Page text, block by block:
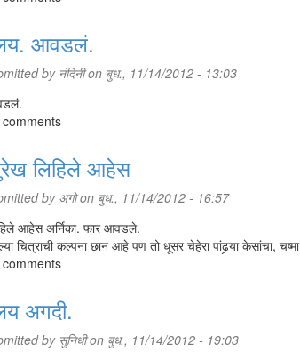
आवडलं.
by नंदिनीon बुध., 11/14/2012 - 13:03
लिहिले आहेस
by अगोon बुध., 11/14/2012 - 16:57
आहेस अर्निका. फार आवडले.
चित्राची कल्पना छान आहे पण तो धूसर चेहेरा पांढर्‍या केसांचा,
अगदी.
by सुनिधीon बुध., 11/14/2012 - 19:03